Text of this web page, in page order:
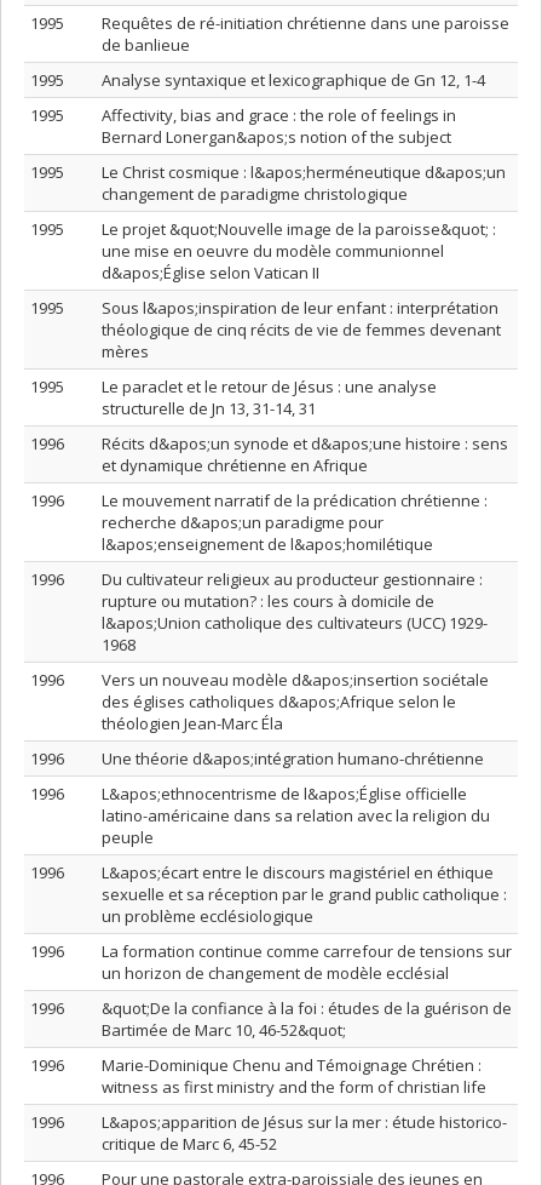
1995
Requêtes de ré-initiation chrétienne dans une paroisse
de banlieue
1995
Analyse syntaxique et lexicographique de Gn 12, 1-4
1995
Affectivity, bias and grace : the role of feelings in
Bernard Lonergan&apos;s notion of the subject
1995
Le Christ cosmique : l&apos;herméneutique d&apos;un
changement de paradigme christologique
1995
Le projet &quot;Nouvelle image de la paroisse&quot; :
une mise en oeuvre du modèle communionnel
d&apos;Église selon Vatican II
1995
Sous l&apos;inspiration de leur enfant : interprétation
théologique de cinq récits de vie de femmes devenant
mères
1995
Le paraclet et le retour de Jésus : une analyse
structurelle de Jn 13, 31-14, 31
1996
Récits d&apos;un synode et d&apos;une histoire : sens
et dynamique chrétienne en Afrique
1996
Le mouvement narratif de la prédication chrétienne :
recherche d&apos;un paradigme pour
l&apos;enseignement de l&apos;homilétique
1996
Du cultivateur religieux au producteur gestionnaire :
rupture ou mutation? : les cours à domicile de
l&apos;Union catholique des cultivateurs (UCC) 1929-
1968
1996
Vers un nouveau modèle d&apos;insertion sociétale
des églises catholiques d&apos;Afrique selon le
théologien Jean-Marc Éla
1996
Une théorie d&apos;intégration humano-chrétienne
1996
L&apos;ethnocentrisme de l&apos;Église officielle
latino-américaine dans sa relation avec la religion du
peuple
1996
L&apos;écart entre le discours magistériel en éthique
sexuelle et sa réception par le grand public catholique :
un problème ecclésiologique
1996
La formation continue comme carrefour de tensions sur
un horizon de changement de modèle ecclésial
1996
&quot;De la confiance à la foi : études de la guérison de
Bartimée de Marc 10, 46-52&quot;
1996
Marie-Dominique Chenu and Témoignage Chrétien :
witness as first ministry and the form of christian life
1996
L&apos;apparition de Jésus sur la mer : étude historico-
critique de Marc 6, 45-52
1996
Pour une pastorale extra-paroissiale des jeunes en